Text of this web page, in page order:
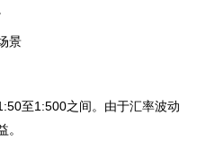
景
至1:500之间。由于汇率波动